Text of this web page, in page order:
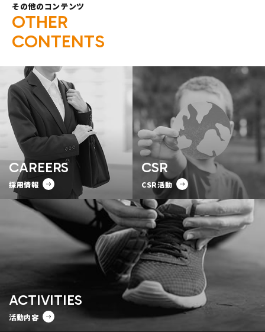
その他のコンテンツ
OTHER
CONTENTS
CAREERS
採用情報
CSR
CSR活動
ACTIVITIES
活動内容